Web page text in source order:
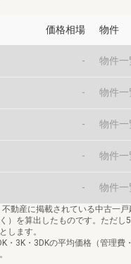
価格相場 物件
- 物件
- 物件
- 物件
- 物件
- 物件
動産に掲載されている中古一
）を算出したものです。ただし
します。
・3K・3DKの平均価格（管理費